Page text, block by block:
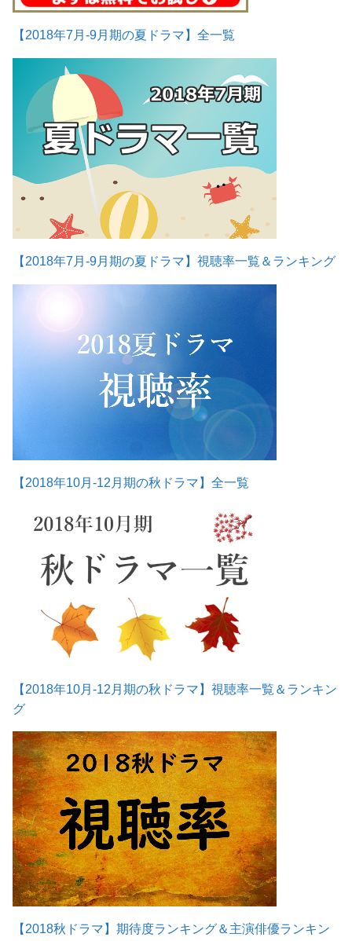
【2018年7月-9月期の夏ドラマ】全一覧
【2018年7月-9月期の夏ドラマ】視聴率一覧＆ランキング
【2018年10月-12月期の秋ドラマ】全一覧
【2018年10月-12月期の秋ドラマ】視聴率一覧＆ランキン
グ
【2018秋ドラマ】期待度ランキング＆主演俳優ランキン